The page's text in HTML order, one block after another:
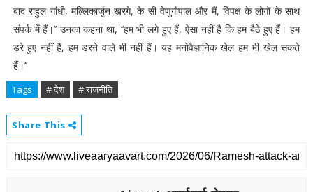
बाद राहुल गांधी, मल्लिकार्जुन खरगे, के सी वेणुगोपाल और मैं, विपक्ष के लोगों के साथ
संपर्क में हैं।’’ उनका कहना था, ‘‘हम भी लगे हुए हैं, ऐसा नहीं है कि हम बैठे हुए हैं। हम
डरे हुए नहीं हैं, हम डरने वाले भी नहीं हैं। यह मनोवैज्ञानिक खेल हम भी खेल सकते
हैं।’’
Tags # देश # राजनीति
Share This